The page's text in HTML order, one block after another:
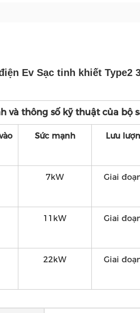
Ev Sạc tinh khiết Type2
và thông số kỹ thuật của bộ
Sức mạnh Lưu
7kW Giai
11kW Giai
22kW Giai